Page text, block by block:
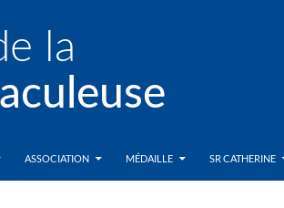
ASSOCIATION MÉDAILLE SR CATHERINE